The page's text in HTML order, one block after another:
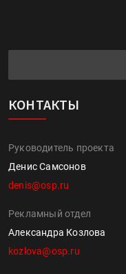
КОНТАКТЫ
Руководитель проекта
Денис Самсонов
denis@osp.ru
Рекламный отдел
Александра Козлова
kozlova@osp.ru